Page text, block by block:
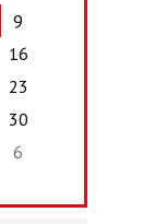
9
16
23
30
6